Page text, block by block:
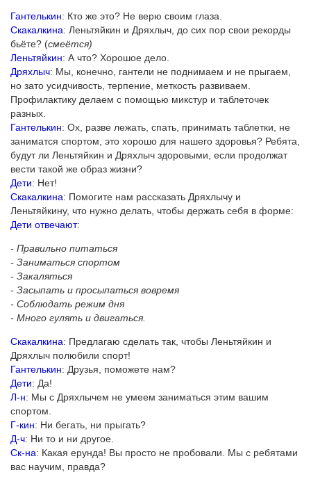
Гантелькин: Кто же это? Не верю своим глаза.
Скакалкина: Леньтяйкин и Дряхлыч, до сих пор свои рекорды
бьёте? (смеётся)
Леньтяйкин: А что? Хорошое дело.
Дряхлыч: Мы, конечно, гантели не поднимаем и не прыгаем,
но зато усидчивость, терпение, меткость развиваем.
Профилактику делаем с помощью микстур и таблеточек
разных.
Гантелькин: Ох, разве лежать, спать, принимать таблетки, не
заниматся спортом, это хорошо для нашего здоровья? Ребята,
будут ли Леньтяйкин и Дряхлыч здоровыми, если продолжат
вести такой же образ жизни?
Дети: Нет!
Скакалкина: Помогите нам рассказать Дряхлычу и
Леньтяйкину, что нужно делать, чтобы держать себя в форме:
Дети отвечают:
- Правильно питаться
- Заниматься спортом
- Закаляться
- Засыпать и просыпаться вовремя
- Соблюдать режим дня
- Много гулять и двигаться.
Скакалкина: Предлагаю сделать так, чтобы Леньтяйкин и
Дряхлыч полюбили спорт!
Гантелькин: Друзья, поможете нам?
Дети: Да!
Л-н: Мы с Дряхлычем не умеем заниматься этим вашим
спортом.
Г-кин: Ни бегать, ни прыгать?
Д-ч: Ни то и ни другое.
Ск-на: Какая ерунда! Вы просто не пробовали. Мы с ребятами
вас научим, правда?